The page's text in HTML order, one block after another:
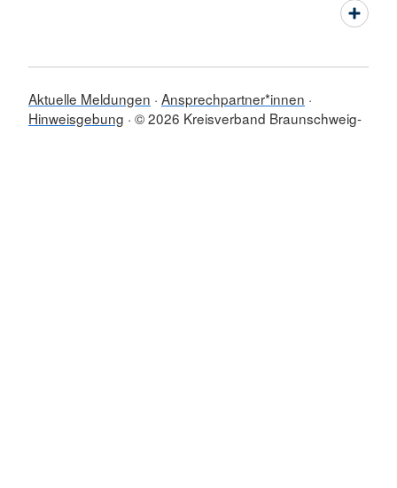
Aktuelle Meldungen Ansprechpartner*innen
Hinweisgebung © 2026 Kreisverband Braunschweig-